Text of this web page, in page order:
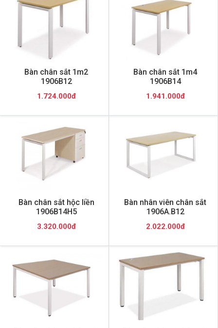
Bàn chân sắt 1m2
1906B12
1.724.000đ
Bàn chân sắt 1m4
1906B14
1.941.000đ
Bàn chân sắt hộc liền
1906B14H5
3.320.000đ
Bàn nhân viên chân sắt
1906A.B12
2.022.000đ